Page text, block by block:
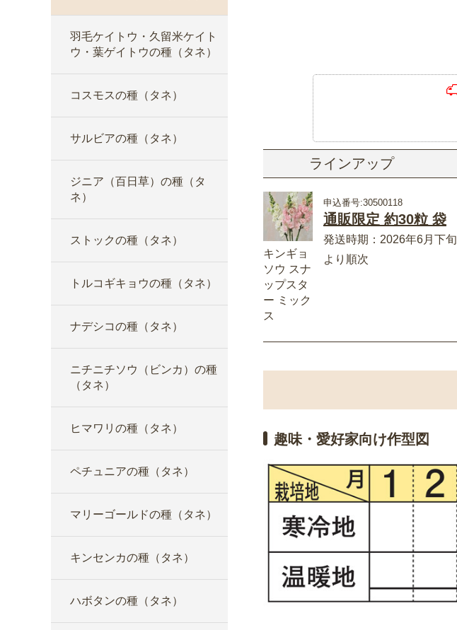
羽毛ケイトウ・久留米ケイト
ウ・葉ゲイトウの種（タネ）
コスモスの種（タネ）
サルビアの種（タネ）
ジニア（百日草）の種（タ
ネ）
ストックの種（タネ）
トルコギキョウの種（タネ）
ナデシコの種（タネ）
ニチニチソウ（ビンカ）の種
（タネ）
ヒマワリの種（タネ）
ペチュニアの種（タネ）
マリーゴールドの種（タネ）
キンセンカの種（タネ）
ハボタンの種（タネ）
ラインアップ
キンギョ
ソウ スナ
ップスタ
ー ミック
ス
申込番号:30500118
通販限定 約30粒 袋
発送時期：2026年6月下旬
より順次
趣味・愛好家向け作型図